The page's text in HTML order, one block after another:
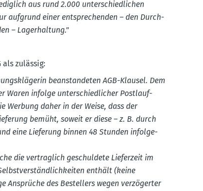
aus rund 2.000 unter­schied­lichen
aufgrund einer entspre­chenden – den Durch­
– Lager­haltung."
zulässig:
beanstan­deten AGB-Klausel. Dem
Waren infolge unter­schied­licher Postlauf­
daher in der Weise, dass der
bemüht, soweit er diese – z. B. durch
eine Lieferung binnen 48 Stunden infol­ge­
die vertraglich geschuldete Lieferzeit im
enthält (keine
Ansprüche des Bestellers wegen verzö­gerter